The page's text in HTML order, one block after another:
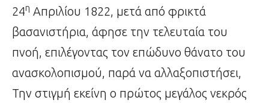
24η Απριλίου 1822, μετά από φρικτά
βασανιστήρια, άφησε την τελευταία του
πνοή, επιλέγοντας τον επώδυνο θάνατο του
ανασκολοπισμού, παρά να αλλαξοπιστήσει,
Την στιγμή εκείνη ο πρώτος μεγάλος νεκρός